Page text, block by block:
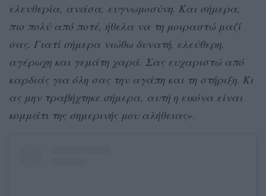
ελευθερία, ανάσα, ευγνωμοσύνη. Και σήμερα,
πιο πολύ από ποτέ, ήθελα να τη μοιραστώ μαζί
σας. Γιατί σήμερα νιώθω δυνατή, ελεύθερη,
αγέρωχη και γεμάτη χαρά. Σας ευχαριστώ από
καρδιάς για όλη σας την αγάπη και τη στήριξη. Κι
ας μην τραβήχτηκε σήμερα, αυτή η εικόνα είναι
κομμάτι της σημερινής μου αλήθειας».